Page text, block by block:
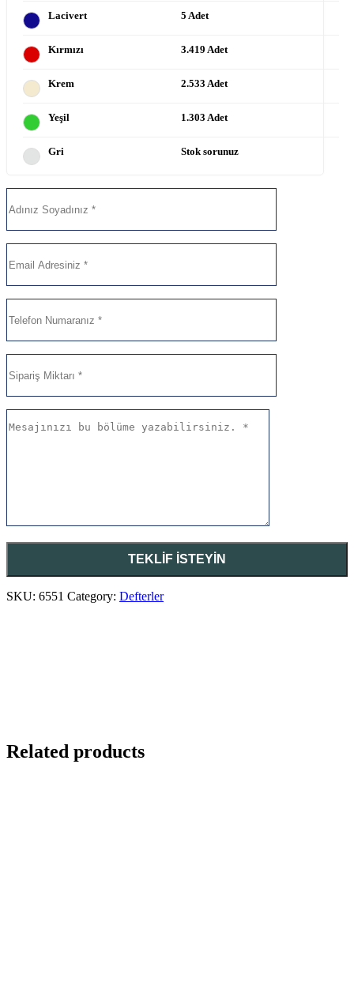
Lacivert 5 Adet
Kırmızı 3.419 Adet
Krem 2.533 Adet
Yeşil 1.303 Adet
Gri Stok sorunuz
SKU: 6551 Category: Defterler
Related products